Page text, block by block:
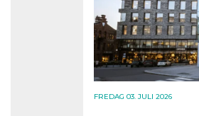
FREDAG 03. JULI 2026